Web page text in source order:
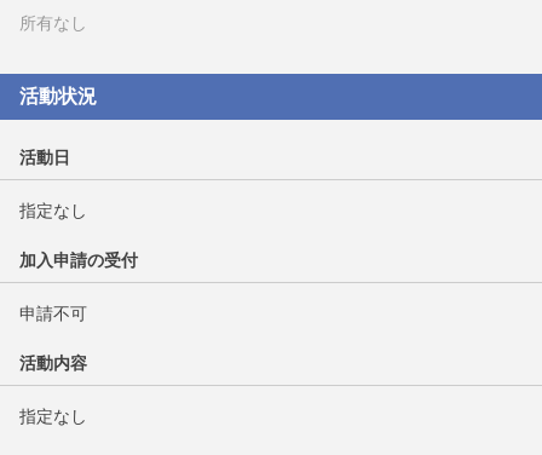
所有なし
活動状況
活動日
指定なし
加入申請の受付
申請不可
活動内容
指定なし